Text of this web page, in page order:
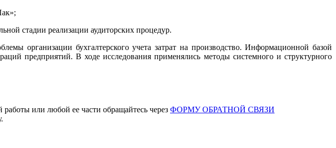
стадии реализации аудиторских процедур.
организации бухгалтерского учета затрат на производство. Информационной базой
предприятий. В ходе исследования применялись методы системного и структурного
или любой ее части обращайтесь через ФОРМУ ОБРАТНОЙ СВЯЗИ